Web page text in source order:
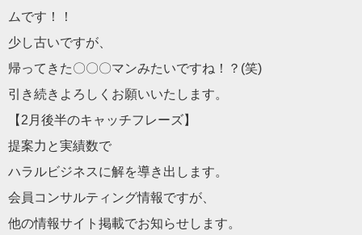
ムです！
！
少し古いですが、
帰ってきた〇〇〇マンみたいですね！？(笑)
引き続きよろしくお願いいたします。
【2月後半のキャッチフレーズ】
提案力と実績数で
ハラルビジネスに解を導き出します。
会員コンサルティング情報ですが、
他の情報サイト掲載でお知らせします。